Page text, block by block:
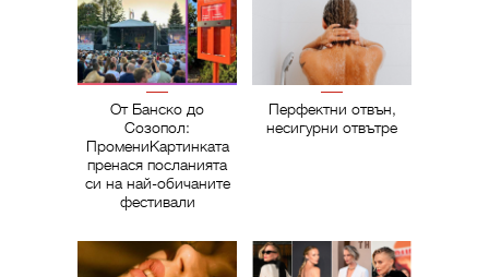
От Банско до
Созопол:
ПромениКартинката
пренася посланията
си на най-обичаните
фестивали
Перфектни отвън,
несигурни отвътре